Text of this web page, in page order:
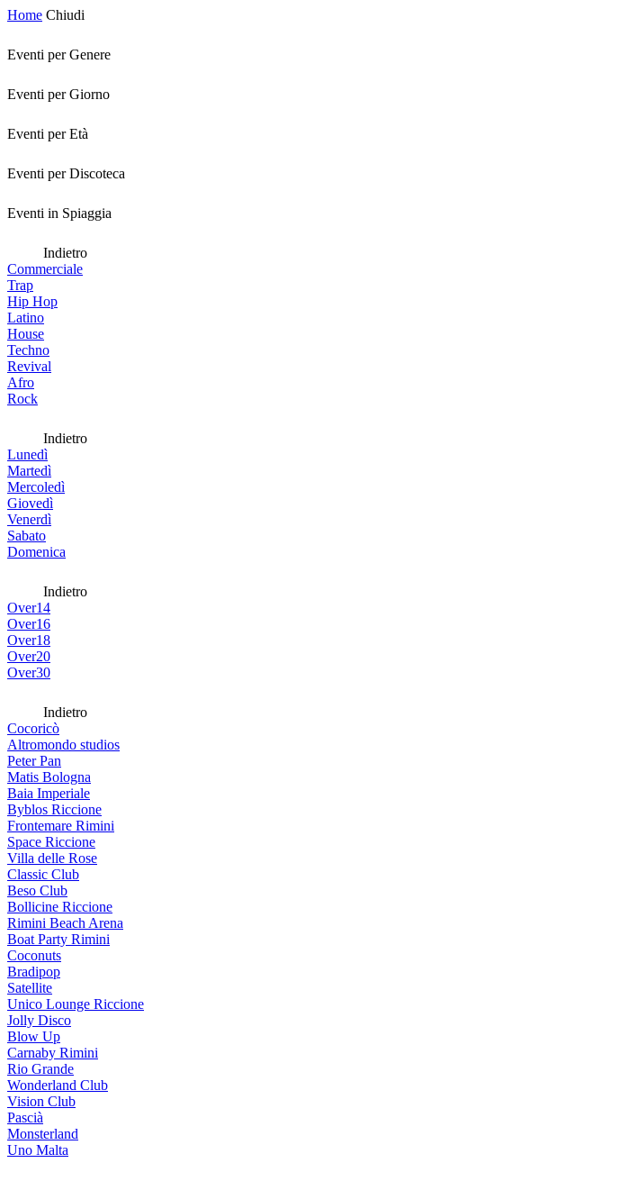
Home Chiudi
Eventi per Genere
Eventi per Giorno
Eventi per Età
Eventi per Discoteca
Eventi in Spiaggia
Indietro
Commerciale
Trap
Hip Hop
Latino
House
Techno
Revival
Afro
Rock
Indietro
Lunedì
Martedì
Mercoledì
Giovedì
Venerdì
Sabato
Domenica
Indietro
Over14
Over16
Over18
Over20
Over30
Indietro
Cocoricò
Altromondo studios
Peter Pan
Matis Bologna
Baia Imperiale
Byblos Riccione
Frontemare Rimini
Space Riccione
Villa delle Rose
Classic Club
Beso Club
Bollicine Riccione
Rimini Beach Arena
Boat Party Rimini
Coconuts
Bradipop
Satellite
Unico Lounge Riccione
Jolly Disco
Blow Up
Carnaby Rimini
Rio Grande
Wonderland Club
Vision Club
Pascià
Monsterland
Uno Malta